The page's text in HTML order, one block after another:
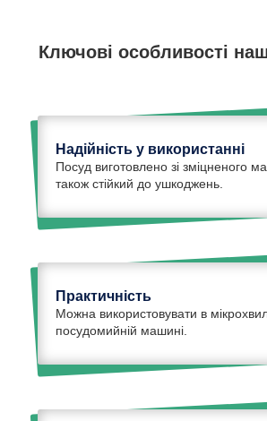
Ключові особливості
Надійність у використанні
Посуд виготовлено зі зміцненого
також стійкий до ушкоджень.
Практичність
Можна використовувати в
посудомийній машині.